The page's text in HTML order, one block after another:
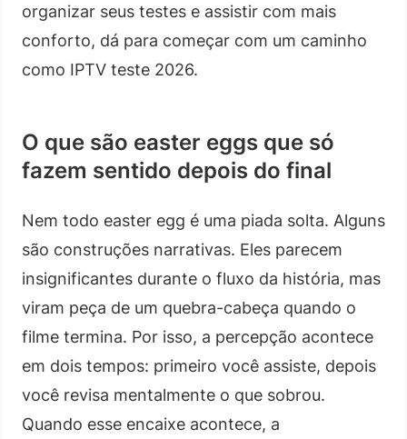
organizar seus testes e assistir com mais
conforto, dá para começar com um caminho
como IPTV teste 2026.
O que são easter eggs que só
fazem sentido depois do final
Nem todo easter egg é uma piada solta. Alguns
são construções narrativas. Eles parecem
insignificantes durante o fluxo da história, mas
viram peça de um quebra-cabeça quando o
filme termina. Por isso, a percepção acontece
em dois tempos: primeiro você assiste, depois
você revisa mentalmente o que sobrou.
Quando esse encaixe acontece, a